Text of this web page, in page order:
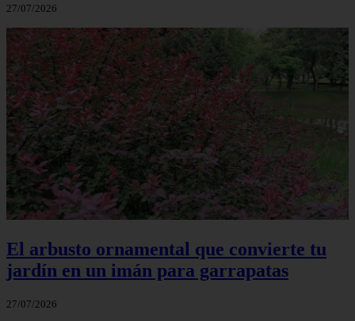
27/07/2026
El arbusto ornamental que convierte tu
jardín en un imán para garrapatas
27/07/2026